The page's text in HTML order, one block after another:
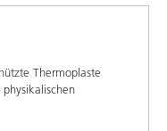
Thermoplaste